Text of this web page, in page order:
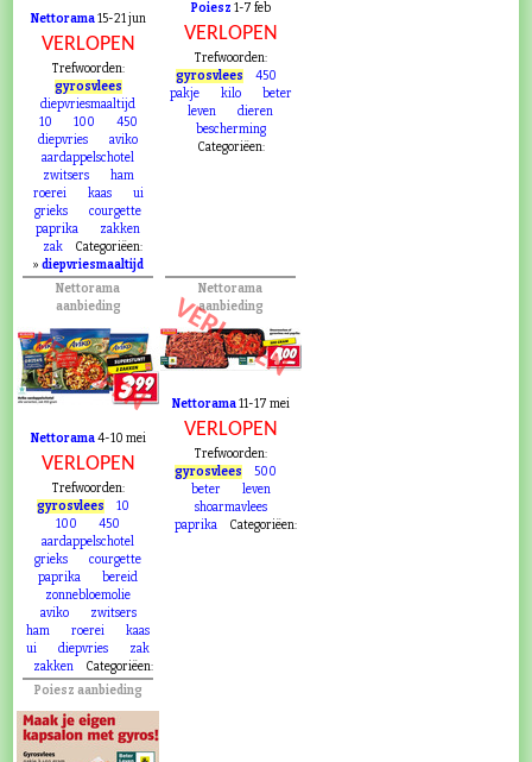
Nettorama15-21 jun
VERLOPEN
Trefwoorden:
gyrosvlees
diepvriesmaaltijd
10
100
450
diepvries
aviko
aardappelschotel
zwitsers
ham
roerei
kaas
ui
grieks
courgette
paprika
zakken
zak
Categoriëen:
»diepvriesmaaltijd
Poiesz 1-7 feb
VERLOPEN
Trefwoorden:
gyrosvlees
450
pakje
kilo
beter
leven
dieren
bescherming
Categoriëen:
Nettorama
aanbieding
VERLOPEN
Nettorama4-10 mei
VERLOPEN
Trefwoorden:
gyrosvlees
10
100
450
aardappelschotel
grieks
courgette
paprika
bereid
zonnebloemolie
aviko
zwitsers
ham
roerei
kaas
ui
diepvries
zak
zakken
Categoriëen:
Nettorama
aanbieding
VERLOPEN
Nettorama11-17 mei
VERLOPEN
Trefwoorden:
gyrosvlees
500
beter
leven
shoarmavlees
paprika
Categoriëen:
Poiesz aanbieding